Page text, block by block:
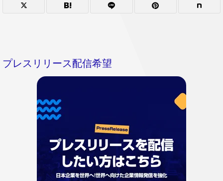
プレスリリース配信希望